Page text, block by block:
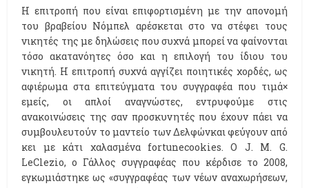
Η επιτροπή που είναι επιφορτισμένη με την απονομή
του βραβείου Νόμπελ αρέσκεται στο να στέφει τους
νικητές της με δηλώσεις που συχνά μπορεί να φαίνονται
τόσο ακατανόητες όσο και η επιλογή του ίδιου του
νικητή. Η επιτροπή συχνά αγγίζει ποιητικές χορδές, ως
αφιέρωμα στα επιτεύγματα του συγγραφέα που τιμά×
εμείς, οι απλοί αναγνώστες, εντρυφούμε στις
ανακοινώσεις της σαν προσκυνητές που έχουν πάει να
συμβουλευτούν το μαντείο των Δελφώνκαι φεύγουν από
κει με κάτι χαλασμένα fortunecookies. Ο J. M. G.
LeClezio, ο Γάλλος συγγραφέας που κέρδισε το 2008,
εγκωμιάστηκε ως «συγγραφέας των νέων αναχωρήσεων,